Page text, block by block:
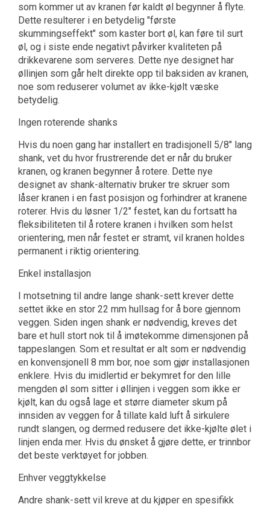
som kommer ut av kranen før kaldt øl begynner å flyte.
Dette resulterer i en betydelig "første
skummingseffekt" som kaster bort øl, kan føre til surt
øl, og i siste ende negativt påvirker kvaliteten på
drikkevarene som serveres. Dette nye designet har
øllinjen som går helt direkte opp til baksiden av kranen,
noe som reduserer volumet av ikke-kjølt væske
betydelig.
Ingen roterende shanks
Hvis du noen gang har installert en tradisjonell 5/8" lang
shank, vet du hvor frustrerende det er når du bruker
kranen, og kranen begynner å rotere. Dette nye
designet av shank-alternativ bruker tre skruer som
låser kranen i en fast posisjon og forhindrer at kranene
roterer. Hvis du løsner 1/2" festet, kan du fortsatt ha
fleksibiliteten til å rotere kranen i hvilken som helst
orientering, men når festet er stramt, vil kranen holdes
permanent i riktig orientering.
Enkel installasjon
I motsetning til andre lange shank-sett krever dette
settet ikke en stor 22 mm hullsag for å bore gjennom
veggen. Siden ingen shank er nødvendig, kreves det
bare et hull stort nok til å imøtekomme dimensjonen på
tappeslangen. Som et resultat er alt som er nødvendig
en konvensjonell 8 mm bor, noe som gjør installasjonen
enklere. Hvis du imidlertid er bekymret for den lille
mengden øl som sitter i øllinjen i veggen som ikke er
kjølt, kan du også lage et større diameter skum på
innsiden av veggen for å tillate kald luft å sirkulere
rundt slangen, og dermed redusere det ikke-kjølte ølet i
linjen enda mer. Hvis du ønsket å gjøre dette, er trinnbor
det beste verktøyet for jobben.
Enhver veggtykkelse
Andre shank-sett vil kreve at du kjøper en spesifikk